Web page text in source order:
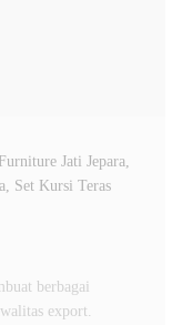
Jati Jepara,
, Set Kursi Teras
berbagai
export.